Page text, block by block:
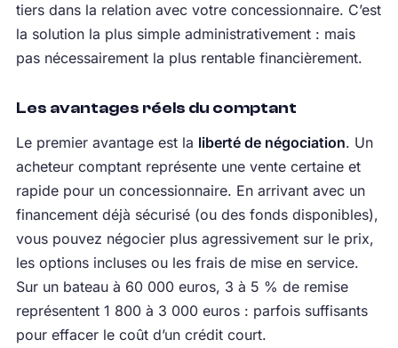
tiers dans la relation avec votre concessionnaire. C’est
la solution la plus simple administrativement : mais
pas nécessairement la plus rentable financièrement.
Les avantages réels du comptant
Le premier avantage est la liberté de négociation. Un
acheteur comptant représente une vente certaine et
rapide pour un concessionnaire. En arrivant avec un
financement déjà sécurisé (ou des fonds disponibles),
vous pouvez négocier plus agressivement sur le prix,
les options incluses ou les frais de mise en service.
Sur un bateau à 60 000 euros, 3 à 5 % de remise
représentent 1 800 à 3 000 euros : parfois suffisants
pour effacer le coût d’un crédit court.